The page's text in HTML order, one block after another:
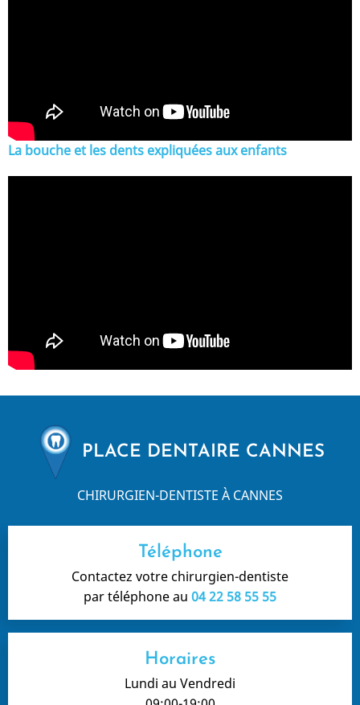
La bouche et les dents expliquées aux enfants
PLACE DENTAIRE CANNES
CHIRURGIEN-DENTISTE À CANNES
Téléphone
Contactez votre chirurgien-dentiste
par téléphone au 04 22 58 55 55
Horaires
Lundi au Vendredi